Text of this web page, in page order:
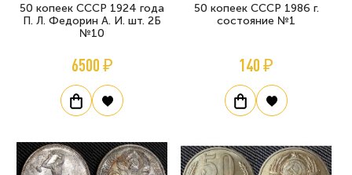
50 копеек СССР 1924 года
П. Л. Федорин А. И. шт. 2Б
№10
6500 ₽
50 копеек СССР 1986 г.
состояние №1
140 ₽